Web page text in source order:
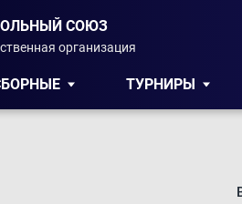
СОЮЗ
организация
ТУРНИРЫ